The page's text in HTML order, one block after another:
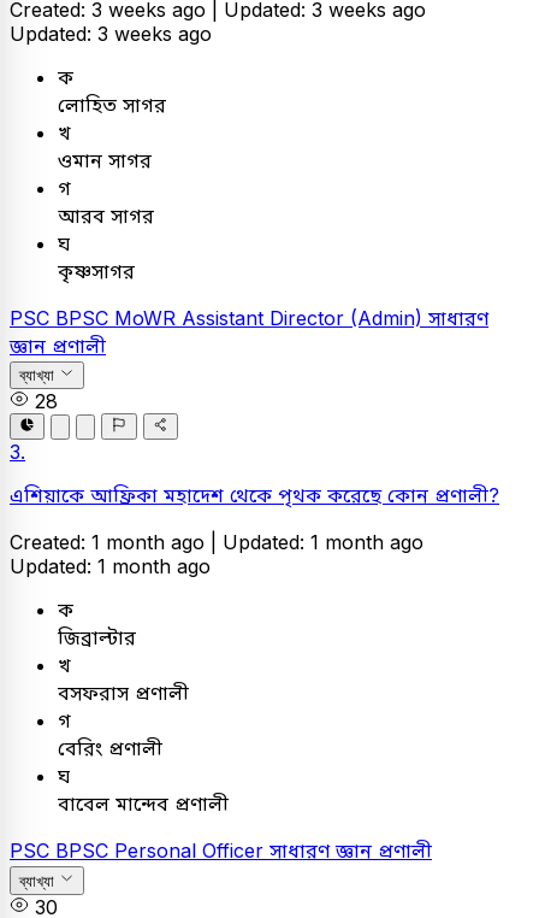
Created: 3 weeks ago | Updated: 3 weeks ago
Updated: 3 weeks ago
ক
লোহিত সাগর
খ
ওমান সাগর
গ
আরব সাগর
ঘ
কৃষ্ণসাগর
PSC BPSC MoWR Assistant Director (Admin) সাধারণ
জ্ঞান প্রণালী
ব্যাখ্যা
28
3.
এশিয়াকে আফ্রিকা মহাদেশ থেকে পৃথক করেছে কোন প্রণালী?
Created: 1 month ago | Updated: 1 month ago
Updated: 1 month ago
ক
জিব্রাল্টার
খ
বসফরাস প্রণালী
গ
বেরিং প্রণালী
ঘ
বাবেল মান্দেব প্রণালী
PSC BPSC Personal Officer সাধারণ জ্ঞান প্রণালী
ব্যাখ্যা
30